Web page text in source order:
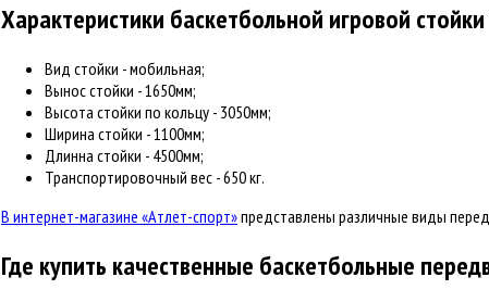
Характеристики баскетбольной игровой
Вид стойки - мобильная;
Вынос стойки - 1650мм;
Высота стойки по кольцу - 3050мм;
Ширина стойки - 1100мм;
Длинна стойки - 4500мм;
Транспортировочный вес - 650 кг.
В интернет-магазине «Атлет-спорт»представлены различные виды
Где купить качественные баскетбольные